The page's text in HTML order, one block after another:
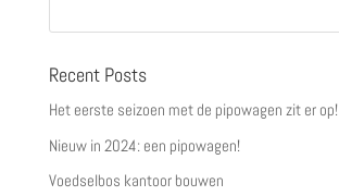
Recent Posts
Het eerste seizoen met de pipowagen zit er op!
Nieuw in 2024: een pipowagen!
Voedselbos kantoor bouwen